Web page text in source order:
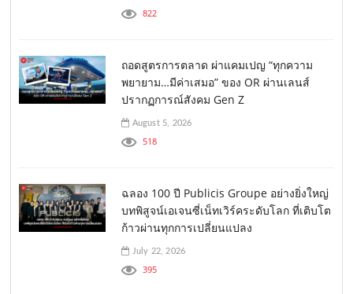
822
ถอดสูตรการตลาด ผ่าแคมเปญ “ทุกความ
พยายาม…มีค่าเสมอ” ของ OR ผ่านเลนส์
ปรากฏการณ์สังคม Gen Z
August 5, 2026
518
ฉลอง 100 ปี Publicis Groupe อย่างยิ่งใหญ่
บทพิสูจน์เอเจนซี่เน็ทเวิร์คระดับโลก ที่เติบโต
ก้าวผ่านทุกการเปลี่ยนแปลง
July 22, 2026
395